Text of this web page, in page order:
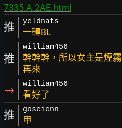
7335.A.2AE.html
推 yeldnats
一轉BL
推
william456
幹幹幹，所以女主是煙
再來
→ william456
看好了
推 goseienn
甲